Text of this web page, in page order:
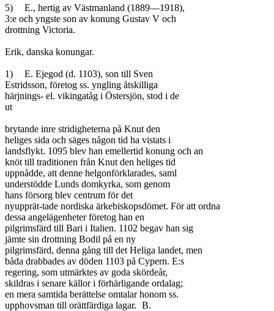
5)	E., hertig av Västmanland (1889—1918),
3:e och yngste son av konung Gustav V och
drottning Victoria.
Erik, danska konungar.
1)	E. Ejegod (d. 1103), son till Sven
Estridsson, företog ss. yngling åtskilliga
härjnings- el. vikingatåg i Östersjön, stod i de
ut
brytande inre stridigheterna på Knut den
heliges sida och säges någon tid ha vistats i
landsflykt. 1095 blev han emellertid konung och an
knöt till traditionen från Knut den heliges tid
uppnådde, att denne helgonförklarades, saml
understödde Lunds domkyrka, som genom
hans försorg blev centrum för det
nyupprät-tade nordiska ärkebiskopsdömet. För att ordna
dessa angelägenheter företog han en
pilgrimsfärd till Bari i Italien. 1102 begav han sig
jämte sin drottning Bodil på en ny
pilgrimsfärd, denna gång till det Heliga landet, men
båda drabbades av döden 1103 på Cypern. E:s
regering, som utmärktes av goda skördeår,
skildras i senare källor i förhärligande ordalag;
en mera samtida berättelse omtalar honom ss.
upphovsman till orättfärdiga lagar.	B.